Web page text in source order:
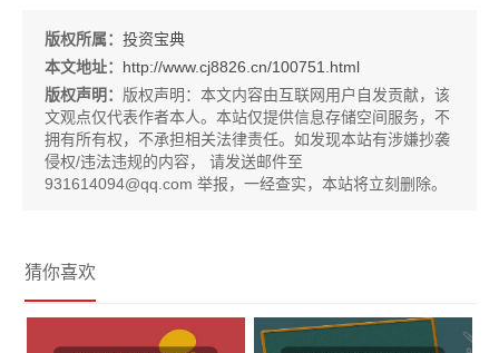
版权所属： 投资宝典
本文地址： http://www.cj8826.cn/100751.html
版权声明： 版权声明： 本文内容由互联网用户自发贡献，该
文观点仅代表作者本人。本站仅提供信息存储空间服务，不
拥有所有权，不承担相关法律责任。如发现本站有涉嫌抄袭
侵权/违法违规的内容， 请发送邮件至
931614094@qq.com 举报，一经查实，本站将立刻删除。
猜你喜欢